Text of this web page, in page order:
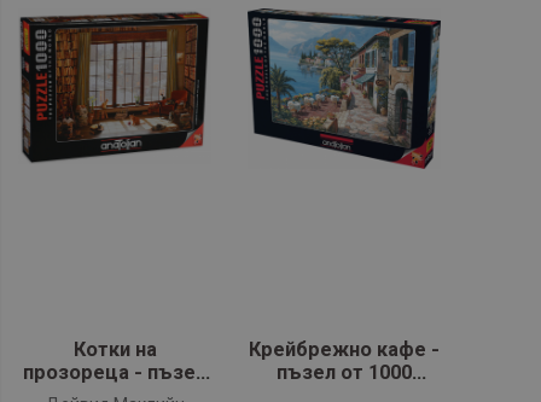
Котки на
прозореца - пъзел
от 1000 части
Крейбрежно кафе -
пъзел от 1000